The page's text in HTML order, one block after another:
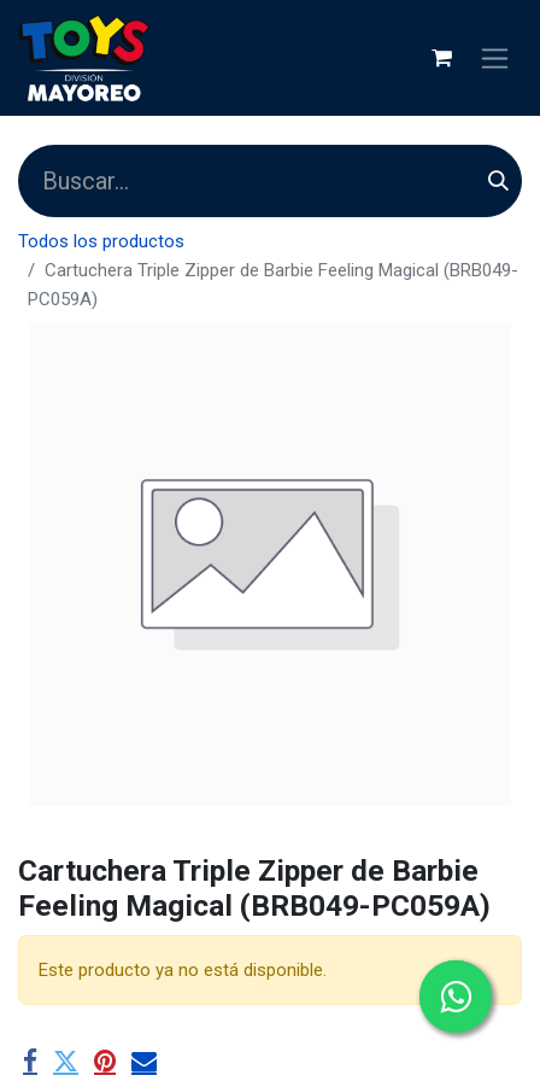
Todos los productos
Cartuchera Triple Zipper de Barbie Feeling Magical (BRB049-
PC059A)
Cartuchera Triple Zipper de Barbie
Feeling Magical (BRB049-PC059A)
Este producto ya no está disponible.